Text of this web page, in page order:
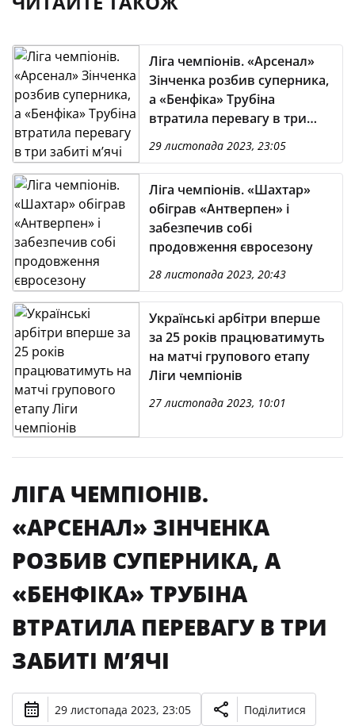
Ліга чемпіонів. «Арсенал»
Зінченка розбив суперника,
а «Бенфіка» Трубіна
втратила перевагу в три
забиті м’ячі
29 листопада 2023, 23:05
Ліга чемпіонів. «Шахтар»
обіграв «Антверпен» і
забезпечив собі
продовження євросезону
28 листопада 2023, 20:43
Українські арбітри вперше
за 25 років працюватимуть
на матчі групового етапу
Ліги чемпіонів
27 листопада 2023, 10:01
ЛІГА ЧЕМПІОНІВ.
«АРСЕНАЛ» ЗІНЧЕНКА
РОЗБИВ СУПЕРНИКА, А
«БЕНФІКА» ТРУБІНА
ВТРАТИЛА ПЕРЕВАГУ В ТРИ
ЗАБИТІ М’ЯЧІ
29 листопада 2023, 23:05 Поділитися